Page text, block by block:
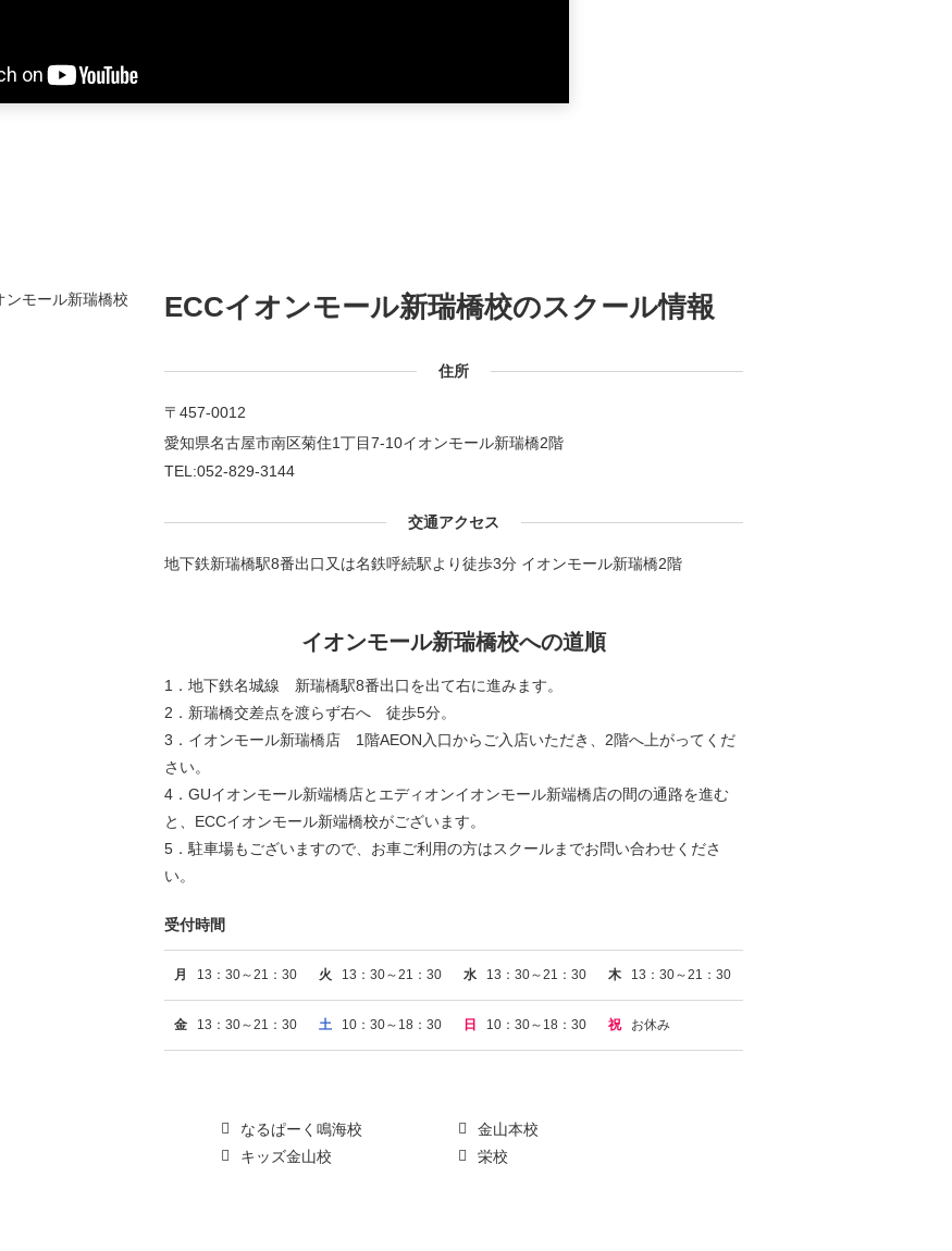
ECCイオンモール新瑞橋校のスクール情報
住所
〒457-0012
愛知県名古屋市南区菊住1丁目7-10イオンモール新瑞橋2階
TEL:052-829-3144
交通アクセス
地下鉄新瑞橋駅8番出口又は名鉄呼続駅より徒歩3分 イオンモール新瑞橋2階
イオンモール新瑞橋校への道順
1．地下鉄名城線 新瑞橋駅8番出口を出て右に進みます。
2．新瑞橋交差点を渡らず右へ 徒歩5分。
3．イオンモール新瑞橋店 1階AEON入口からご入店いただき、2階へ上がってくだ
さい。
4．GUイオンモール新端橋店とエディオンイオンモール新端橋店の間の通路を進む
と、ECCイオンモール新端橋校がございます。
5．駐車場もございますので、お車ご利用の方はスクールまでお問い合わせくださ
い。
受付時間
月 13：30～21：30 火 13：30～21：30 水 13：30～21：30 木 13：30～21：30
金 13：30～21：30 土 10：30～18：30 日 10：30～18：30 祝 お休み
なるぱーく鳴海校
金山本校
キッズ金山校
栄校